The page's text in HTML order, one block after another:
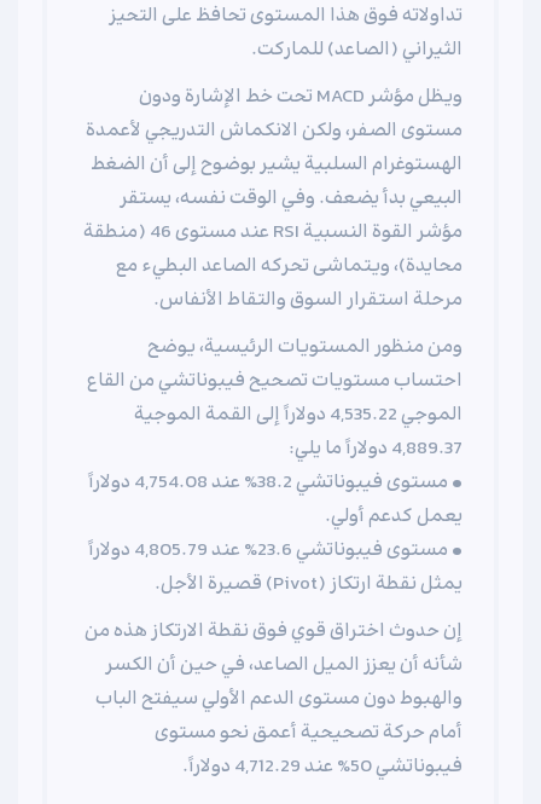
تداولاته فوق هذا المستوى تحافظ على التحيز
الثيراني (الصاعد) للمارکت.
ويظل مؤشر MACD تحت خط الإشارة ودون
مستوى الصفر، ولكن الانكماش التدريجي لأعمدة
الهستوغرام السلبية يشير بوضوح إلى أن الضغط
البيعي بدأ يضعف. وفي الوقت نفسه، يستقر
مؤشر القوة النسبية RSI عند مستوى 46 (منطقة
محايدة)، ويتماشى تحركه الصاعد البطيء مع
مرحلة استقرار السوق والتقاط الأنفاس.
ومن منظور المستويات الرئيسية، يوضح
احتساب مستويات تصحيح فيبوناتشي من القاع
الموجي 4,535.22 دولاراً إلى القمة الموجية
4,889.37 دولاراً ما يلي:
• مستوى فيبوناتشي 38.2% عند 4,754.08 دولاراً
يعمل كدعم أولي.
• مستوى فيبوناتشي 23.6% عند 4,805.79 دولاراً
يمثل نقطة ارتكاز (Pivot) قصيرة الأجل.
إن حدوث اختراق قوي فوق نقطة الارتكاز هذه من
شأنه أن يعزز الميل الصاعد، في حين أن الكسر
والهبوط دون مستوى الدعم الأولي سيفتح الباب
أمام حركة تصحيحية أعمق نحو مستوى
فيبوناتشي 50% عند 4,712.29 دولاراً.